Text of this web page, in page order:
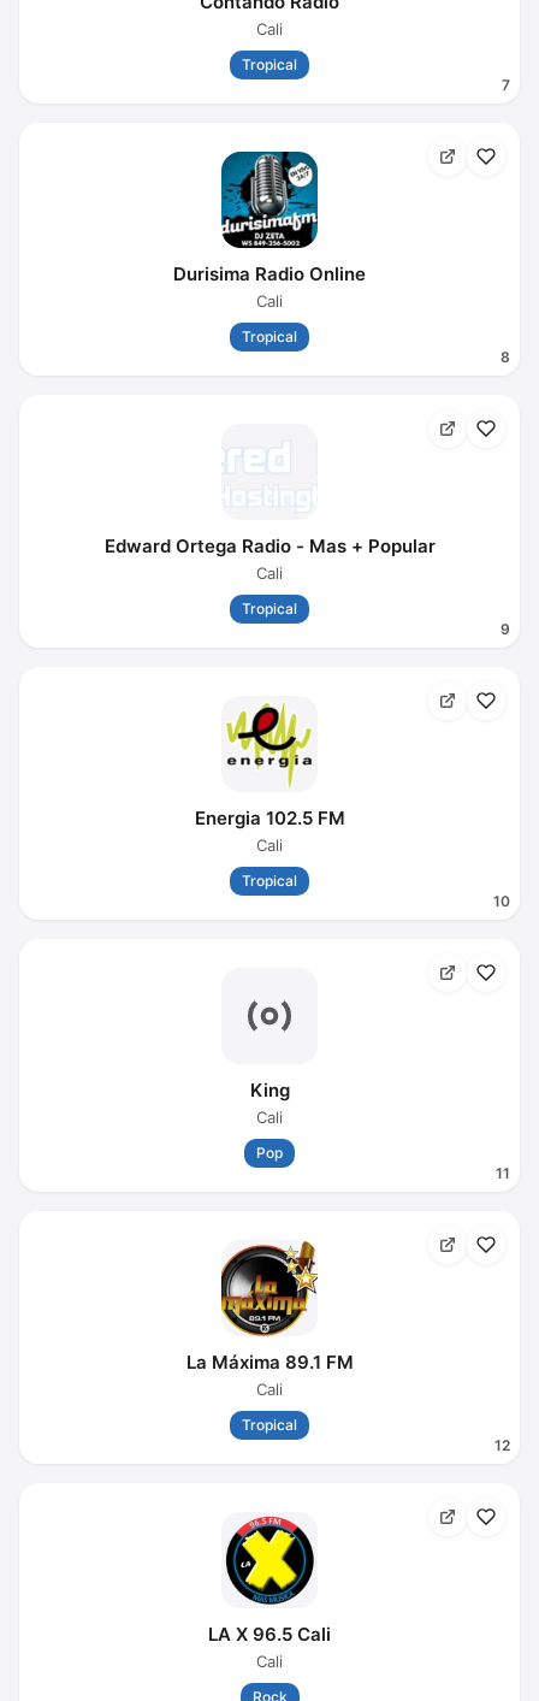
7
Cali
Tropical
8
Durisima Radio Online
Cali
Tropical
9
Edward Ortega Radio - Mas + Popular
Cali
Tropical
10
Energia 102.5 FM
Cali
Tropical
11
King
Cali
Pop
12
La Máxima 89.1 FM
Cali
Tropical
LA X 96.5 Cali
Cali
Rock